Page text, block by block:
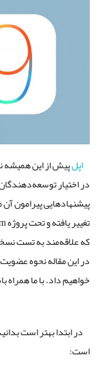
اپلپیش از این
در اختیار
پیشنهاد‌هایی پیرامون
در این مقاله نحوه
خواهیم داد. با ما همراه
است: